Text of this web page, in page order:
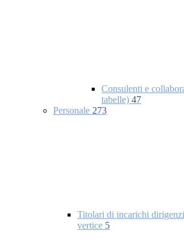
Consulenti e
tabelle) 47
Personale 273
Titolari di incarichi
vertice 5